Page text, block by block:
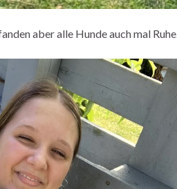
aber alle Hunde auch mal Ruhe.